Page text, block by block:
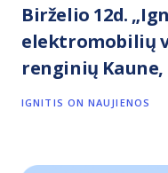
Birželio 12d.
elektromobilių
renginių
IGNITIS ON NAUJIENOS